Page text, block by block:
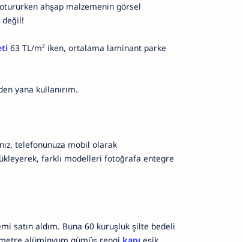
ahşap malzemenin görsel
değil!
63 TL/m² iken, ortalama laminant parke
yana kullanırım.
telefonunuza mobil olarak
farklı modelleri fotoğrafa entegre
satın aldım. Buna 60 kuruşluk şilte bedeli
alüminyum gümüş rengi kapı eşik